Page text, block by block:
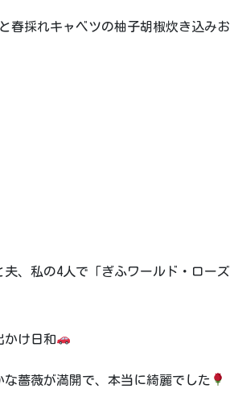
春採れキャベツの柚子胡椒炊き込み
、私の4人で「ぎふワールド・ロー
かけ日和
薔薇が満開で、本当に綺麗でした